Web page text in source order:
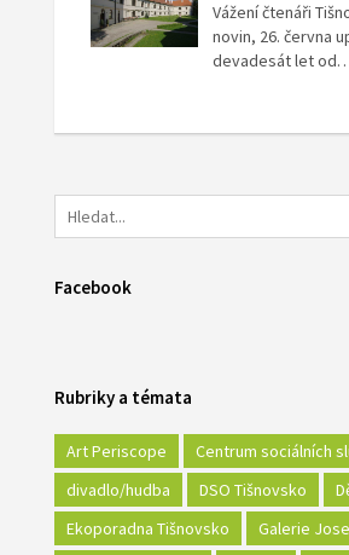
Vážení čtenáři
novin, 26. června
devadesát let
Facebook
Rubriky a témata
Art Periscope
Centrum sociálních
divadlo/hudba
DSO Tišnovsko
Ekoporadna Tišnovsko
Galerie